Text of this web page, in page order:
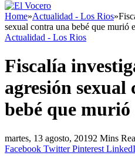
Home»Actualidad - Los Rios»
sexual contra una bebé que murió
Actualidad - Los Rios
Fiscalía
agresión
bebé que murió
martes, 13 agosto, 20192 Mins
Facebook Twitter Pinterest